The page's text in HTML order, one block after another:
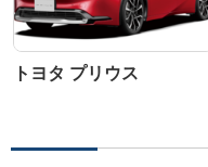
トヨタ プリウス